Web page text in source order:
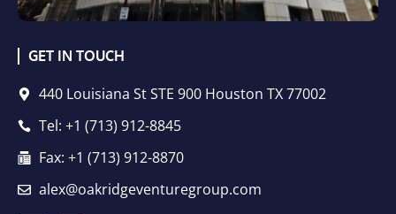
GET IN TOUCH
440 Louisiana St STE 900 Houston TX 77002
Tel: +1 (713) 912-8845
Fax: +1 (713) 912-8870
alex@oakridgeventuregroup.com